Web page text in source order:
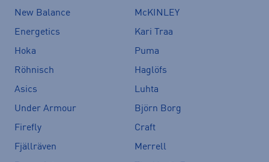
New Balance
McKINLEY
Energetics
Kari Traa
Hoka
Puma
Röhnisch
Haglöfs
Asics
Luhta
Under Armour
Björn Borg
Firefly
Craft
Fjällräven
Merrell